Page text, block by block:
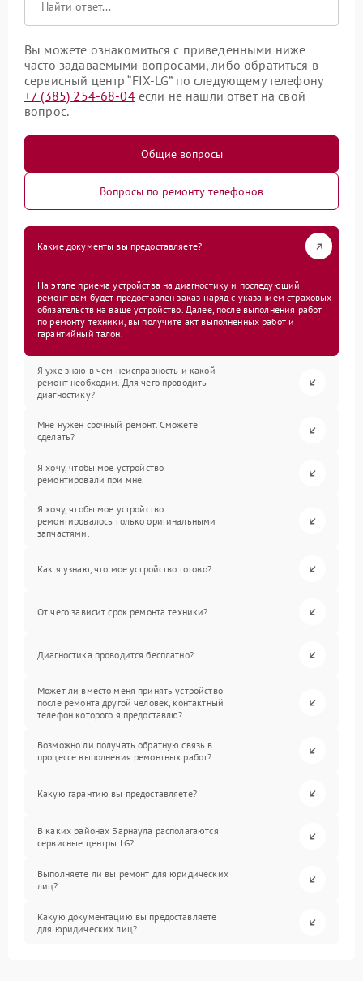
Вы можете ознакомиться с приведенными ниже
часто задаваемыми вопросами, либо обратиться в
сервисный центр “FIX-LG” по следующему телефону
+7 (385) 254-68-04если не нашли ответ на свой
вопрос.
Общие вопросы
Вопросы по ремонту телефонов
Какие документы вы предоставляете?
На этапе приема устройства на диагностику и последующий
ремонт вам будет предоставлен заказ-наряд с указанием страховых
обязательств на ваше устройство. Далее, после выполнения работ
по ремонту техники, вы получите акт выполненных работ и
гарантийный талон.
Я уже знаю в чем неисправность и какой
ремонт необходим. Для чего проводить
диагностику?
Мне нужен срочный ремонт. Сможете
сделать?
Я хочу, чтобы мое устройство
ремонтировали при мне.
Я хочу, чтобы мое устройство
ремонтировалось только оригинальными
запчастями.
Как я узнаю, что мое устройство готово?
От чего зависит срок ремонта техники?
Диагностика проводится бесплатно?
Может ли вместо меня принять устройство
после ремонта другой человек, контактный
телефон которого я предоставлю?
Возможно ли получать обратную связь в
процессе выполнения ремонтных работ?
Какую гарантию вы предоставляете?
В каких районах Барнаула располагаются
сервисные центры LG?
Выполняете ли вы ремонт для юридических
лиц?
Какую документацию вы предоставляете
для юридических лиц?